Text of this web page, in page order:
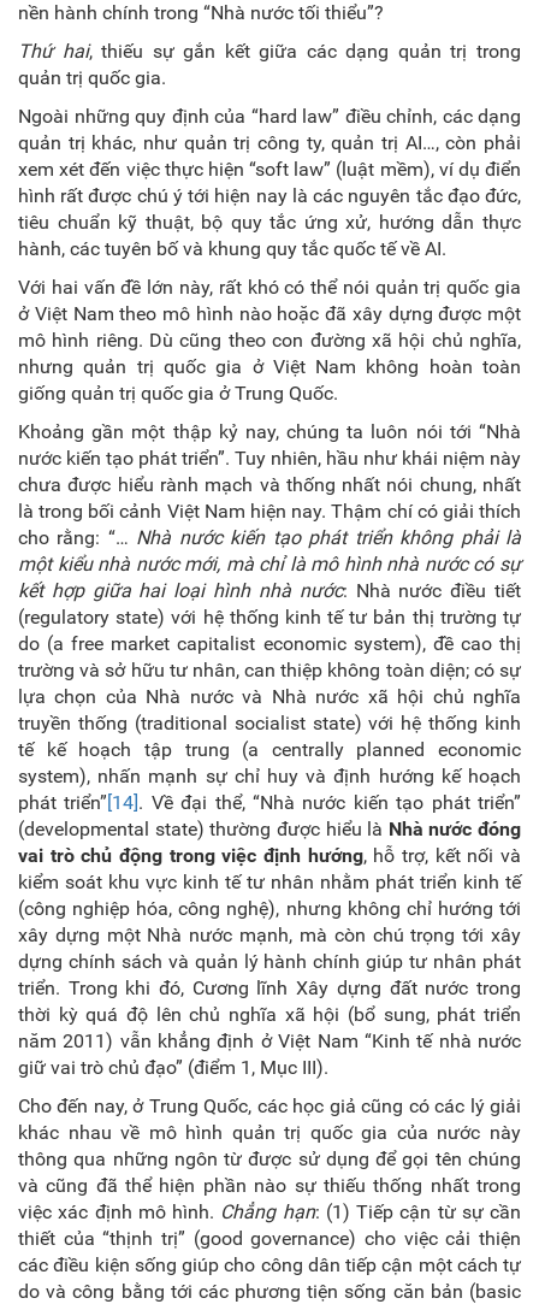
nền hành chính trong “Nhà nước tối thiểu”?
Thứ hai, thiếu sự gắn kết giữa các dạng quản trị trong
quản trị quốc gia.
Ngoài những quy định của “hard law” điều chỉnh, các dạng
quản trị khác, như quản trị công ty, quản trị AI…, còn phải
xem xét đến việc thực hiện “soft law” (luật mềm), ví dụ điển
hình rất được chú ý tới hiện nay là các nguyên tắc đạo đức,
tiêu chuẩn kỹ thuật, bộ quy tắc ứng xử, hướng dẫn thực
hành, các tuyên bố và khung quy tắc quốc tế về AI.
Với hai vấn đề lớn này, rất khó có thể nói quản trị quốc gia
ở Việt Nam theo mô hình nào hoặc đã xây dựng được một
mô hình riêng. Dù cũng theo con đường xã hội chủ nghĩa,
nhưng quản trị quốc gia ở Việt Nam không hoàn toàn
giống quản trị quốc gia ở Trung Quốc.
Khoảng gần một thập kỷ nay, chúng ta luôn nói tới “Nhà
nước kiến tạo phát triển”. Tuy nhiên, hầu như khái niệm này
chưađược hiểu rành mạch và thống nhất nói chung, nhất
là trong bối cảnh Việt Nam hiện nay. Thậm chí có giải thích
cho rằng: “… Nhà nước kiến tạo phát triển không phải là
một kiểu nhà nước mới, mà chỉ là mô hình nhà nước có sự
kết hợp giữa hai loại hình nhà nước: Nhà nước điều tiết
(regulatory state) với hệ thống kinh tế tư bản thị trường tự
do (a free market capitalist economic system), đề cao thị
trường và sở hữu tư nhân, can thiệp không toàn diện; có sự
lựa chọn của Nhà nước và Nhà nước xã hội chủ nghĩa
truyền thống (traditional socialist state) với hệ thống kinh
tế kế hoạch tập trung (a centrally planned economic
system), nhấn mạnh sự chỉ huy và định hướng kế hoạch
phát triển”[14]. Về đại thể, “Nhà nước kiến tạo phát triển”
(developmental state) thường được hiểu là Nhà nước đóng
vai trò chủ động trong việc định hướng, hỗ trợ, kết nối và
kiểm soát khu vực kinh tế tư nhân nhằm phát triển kinh tế
(công nghiệp hóa, công nghệ), nhưng không chỉ hướng tới
xây dựng một Nhà nước mạnh, mà còn chú trọng tới xây
dựng chính sách và quản lý hành chính giúp tư nhân phát
triển. Trong khi đó, Cương lĩnh Xây dựng đất nước trong
thời kỳ quá độ lên chủ nghĩa xã hội (bổ sung, phát triển
năm 2011) vẫn khẳng định ở Việt Nam “Kinh tế nhà nước
giữ vai trò chủ đạo” (điểm 1, Mục III).
Cho đến nay, ở Trung Quốc, các học giả cũng có các lý giải
khác nhau về mô hình quản trị quốc gia của nước này
thông qua những ngôn từ được sử dụng để gọi tên chúng
và cũng đã thể hiện phần nào sự thiếu thống nhất trong
việc xác định mô hình. Chẳng hạn: (1) Tiếp cận từ sự cần
thiết của “thịnh trị” (good governance) cho việc cải thiện
các điều kiện sống giúp cho công dân tiếp cận một cách tự
do và công bằng tới các phương tiện sống căn bản (basic